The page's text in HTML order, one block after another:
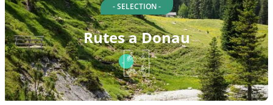
- SELECTION -
Rutes a Donau